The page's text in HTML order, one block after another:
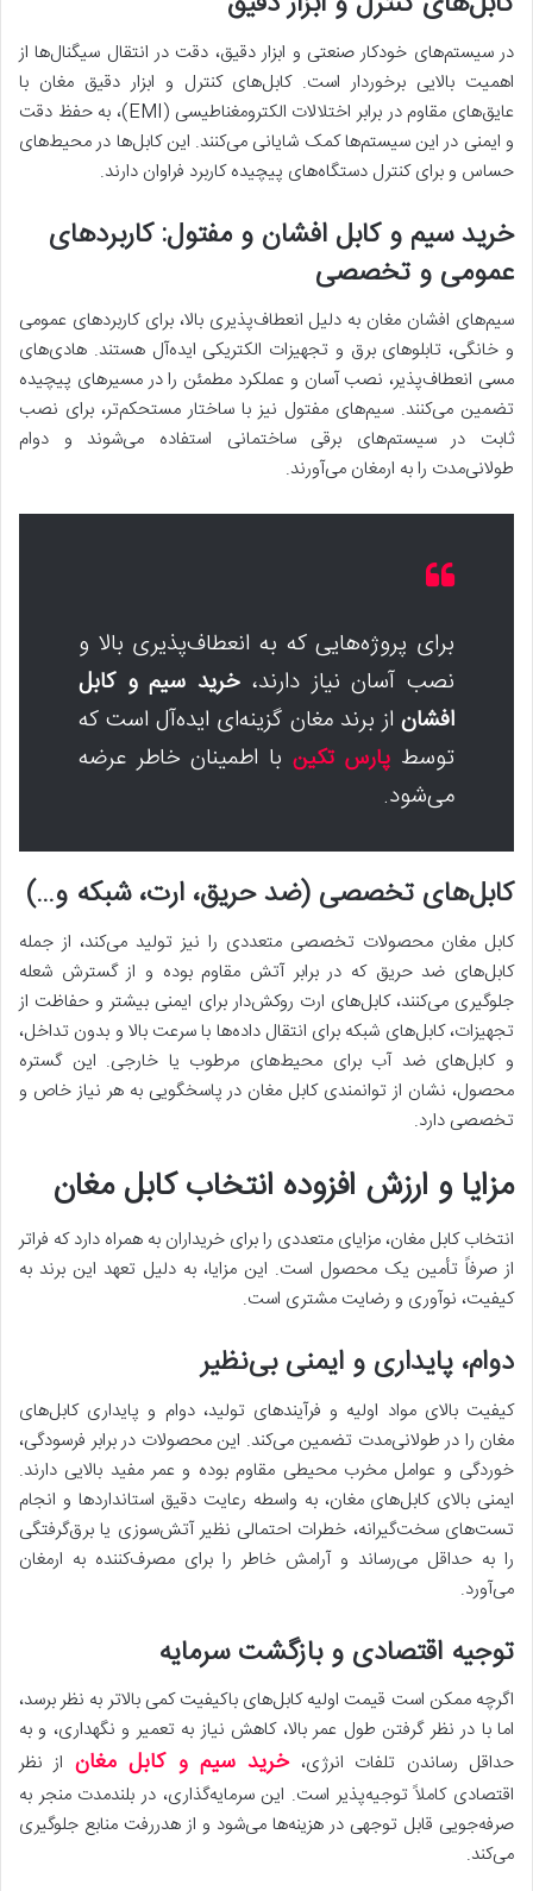
در سیستم‌های خودکار صنعتی و ابزار دقیق، دقت در انتقال سیگنال‌ها از
اهمیت بالایی برخوردار است. کابل‌های کنترل و ابزار دقیق مغان با
عایق‌های مقاوم در برابر اختلالات الکترومغناطیسی (EMI)، به حفظ دقت
و ایمنی در این سیستم‌ها کمک شایانی می‌کنند. این کابل‌ها در محیط‌های
حساس و برای کنترل دستگاه‌های پیچیده کاربرد فراوان دارند.
خرید سیم و کابل افشان و مفتول: کاربردهای
عمومی و تخصصی
سیم‌های افشان مغان به دلیل انعطاف‌پذیری بالا، برای کاربردهای عمومی
و خانگی، تابلوهای برق و تجهیزات الکتریکی ایده‌آل هستند. هادی‌های
مسی انعطاف‌پذیر، نصب آسان و عملکرد مطمئن را در مسیرهای پیچیده
تضمین می‌کنند. سیم‌های مفتول نیز با ساختار مستحکم‌تر، برای نصب
ثابت در سیستم‌های برقی ساختمانی استفاده می‌شوند و دوام
طولانی‌مدت را به ارمغان می‌آورند.
برای پروژه‌هایی که به انعطاف‌پذیری بالا و
نصب آسان نیاز دارند، خرید سیم و کابل
افشان از برند مغان گزینه‌ای ایده‌آل است که
توسط پارس تکین با اطمینان خاطر عرضه
می‌شود.
کابل‌های تخصصی (ضد حریق، ارت، شبکه و…)
کابل مغان محصولات تخصصی متعددی را نیز تولید می‌کند، از جمله
کابل‌های ضد حریق که در برابر آتش مقاوم بوده و از گسترش شعله
جلوگیری می‌کنند، کابل‌های ارت روکش‌دار برای ایمنی بیشتر و حفاظت از
تجهیزات، کابل‌های شبکه برای انتقال داده‌ها با سرعت بالا و بدون تداخل،
و کابل‌های ضد آب برای محیط‌های مرطوب یا خارجی. این گستره
محصول، نشان از توانمندی کابل مغان در پاسخگویی به هر نیاز خاص و
تخصصی دارد.
مزایا و ارزش افزوده انتخاب کابل مغان
انتخاب کابل مغان، مزایای متعددی را برای خریداران به همراه دارد که فراتر
از صرفاً تأمین یک محصول است. این مزایا، به دلیل تعهد این برند به
کیفیت، نوآوری و رضایت مشتری است.
دوام، پایداری و ایمنی بی‌نظیر
کیفیت بالای مواد اولیه و فرآیندهای تولید، دوام و پایداری کابل‌های
مغان را در طولانی‌مدت تضمین می‌کند. این محصولات در برابر فرسودگی،
خوردگی و عوامل مخرب محیطی مقاوم بوده و عمر مفید بالایی دارند.
ایمنی بالای کابل‌های مغان، به واسطه رعایت دقیق استانداردها و انجام
تست‌های سخت‌گیرانه، خطرات احتمالی نظیر آتش‌سوزی یا برق‌گرفتگی
را به حداقل می‌رساند و آرامش خاطر را برای مصرف‌کننده به ارمغان
می‌آورد.
توجیه اقتصادی و بازگشت سرمایه
اگرچه ممکن است قیمت اولیه کابل‌های باکیفیت کمی بالاتر به نظر برسد،
اما با در نظر گرفتن طول عمر بالا، کاهش نیاز به تعمیر و نگهداری، و به
حداقل رساندن تلفات انرژی، خرید سیم و کابل مغان از نظر
اقتصادی کاملاً توجیه‌پذیر است. این سرمایه‌گذاری، در بلندمدت منجر به
صرفه‌جویی قابل توجهی در هزینه‌ها می‌شود و از هدررفت منابع جلوگیری
می‌کند.